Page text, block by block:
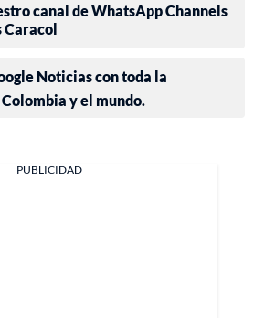
canal de WhatsApp Channels
Caracol
Noticias con toda la
y el mundo.
PUBLICIDAD